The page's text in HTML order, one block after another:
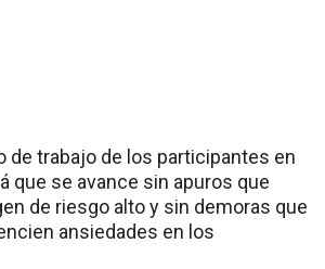
de trabajo de los participantes en
que se avance sin apuros que
de riesgo alto y sin demoras que
ansiedades en los